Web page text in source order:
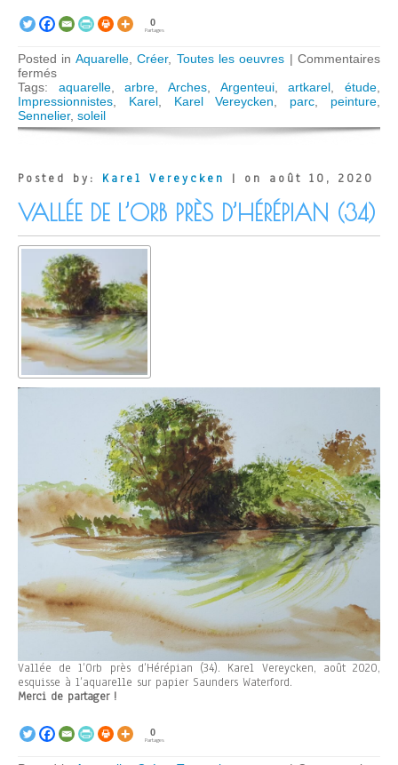
0
Partages
Posted in Aquarelle,Créer, Toutes les oeuvres | Commentaires
ferméssur
Argenteuil,
le
parc
des
Tags: aquarelle,arbre ,Arches Argenteui,artkarel ,étude
Impressionnistes
Karel, Karel Vereycken parc peinture
Sennelier, soleil
Posted by: Karel Vereycken | on août 10, 2020
VALLÉE DE L’ORB PRÈS D’HÉRÉPIAN (34)
Vallée de l’Orb près d’Hérépian (34). Karel Vereycken, août 2020,
esquisse à l’aquarelle sur papier Saunders Waterford.
Merci de partager !
0
Partages